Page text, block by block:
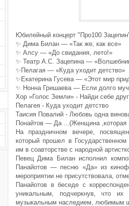
Юбилейный концерт "Про100
✨ Дима Билан — «Так же, как все»
✨ Алсу — «До свидания, лето!»
✨ Театр А.С. Зацепина —
✨Пелагая — «Куда уходит детство»
✨Екатерина Гусева — «Этот мир
✨ Нонна Гришаева — Если долго
Хор »Голос Земли» - Найди себе
Пелагея - Куда уходит детство
Таисия Повалий - Любовь одна
Понайтов — Да ...(Женщина ,которая
На праздничном вечере,
который прошел в
им в соавторстве с народной
Певец Дима Билан исполнил
Панайотов — песню «Да» из
мероприятии не присутствовала,
Панайотов в беседе с
уникальным, подчеркнув, что
музыкальным наследием, любимым